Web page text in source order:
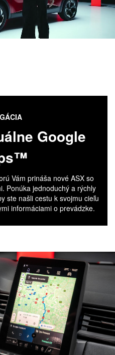
Google
Vám prináša nové ASX so
Ponúka jednoduchý a rýchly
ste našli cestu k svojmu cieľu
informáciami o prevádzke.